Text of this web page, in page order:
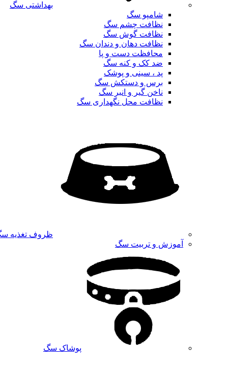
بهداشتی سگ
شامپو سگ
نظافت چشم سگ
نظافت گوش سگ
نظافت دهان و دندان سگ
محافظت دست و پا
ضد کک و کنه سگ
پد ، سینی و پوشک
برس و دستکش سگ
ناخن گیر و انبر سگ
نظافت محل نگهداری سگ
ظروف تغذیه
آموزش و تربیت سگ
پوشاک سگ